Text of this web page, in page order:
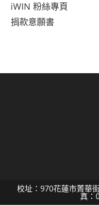
iWIN 粉絲專頁
捐款意願書
校址：970花蓮市菁
真：